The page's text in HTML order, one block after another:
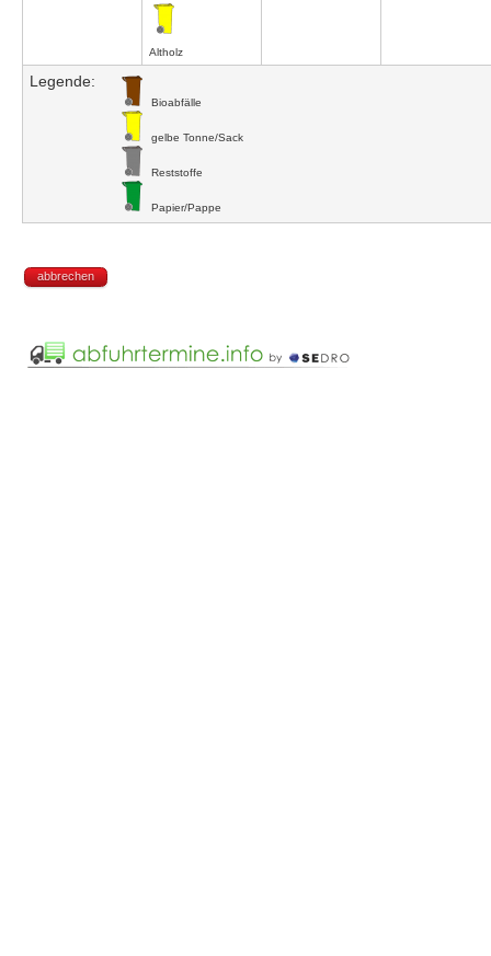
Altholz
Legende:
Bioabfälle
gelbe Tonne/Sack
Reststoffe
Papier/Pappe
abbrechen